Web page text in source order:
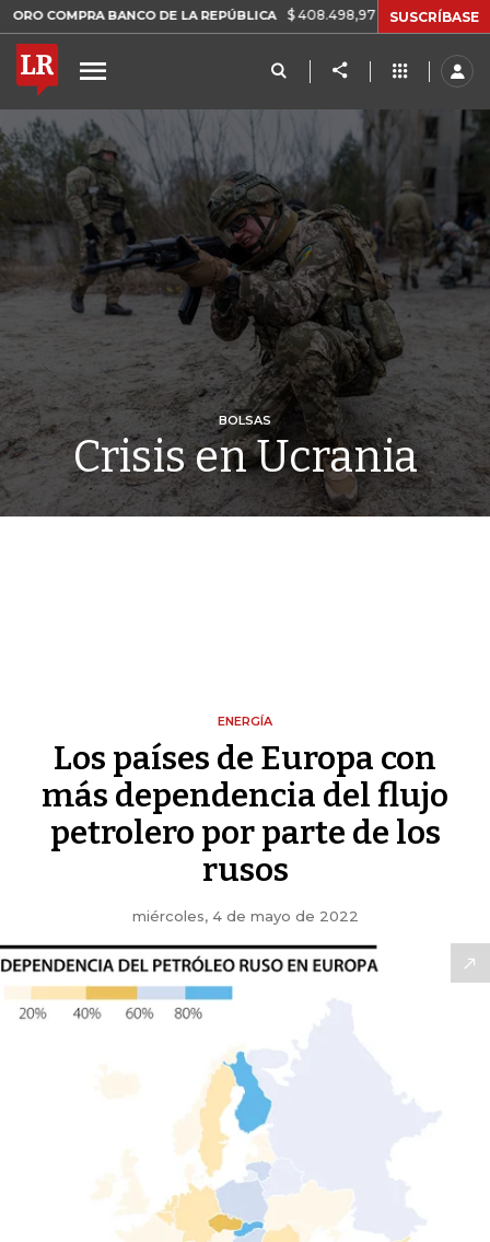
BANCO DE LA REPÚBLICA $ 408.498,97 +$ 8.753,81 +2,19%
SUSCRÍBASE
BOLSAS
Crisis en Ucrania
ENERGÍA
Los países de Europa con
más dependencia del flujo
petrolero por parte de los
rusos
miércoles, 4 de mayo de 2022